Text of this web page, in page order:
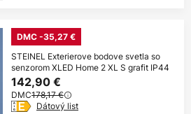
DMC -35,27 €
STEINEL Exterierove bodove svetla so
senzorom XLED Home 2 XL S grafit IP44
142,90 €
DMC178,17 €
Dátový list